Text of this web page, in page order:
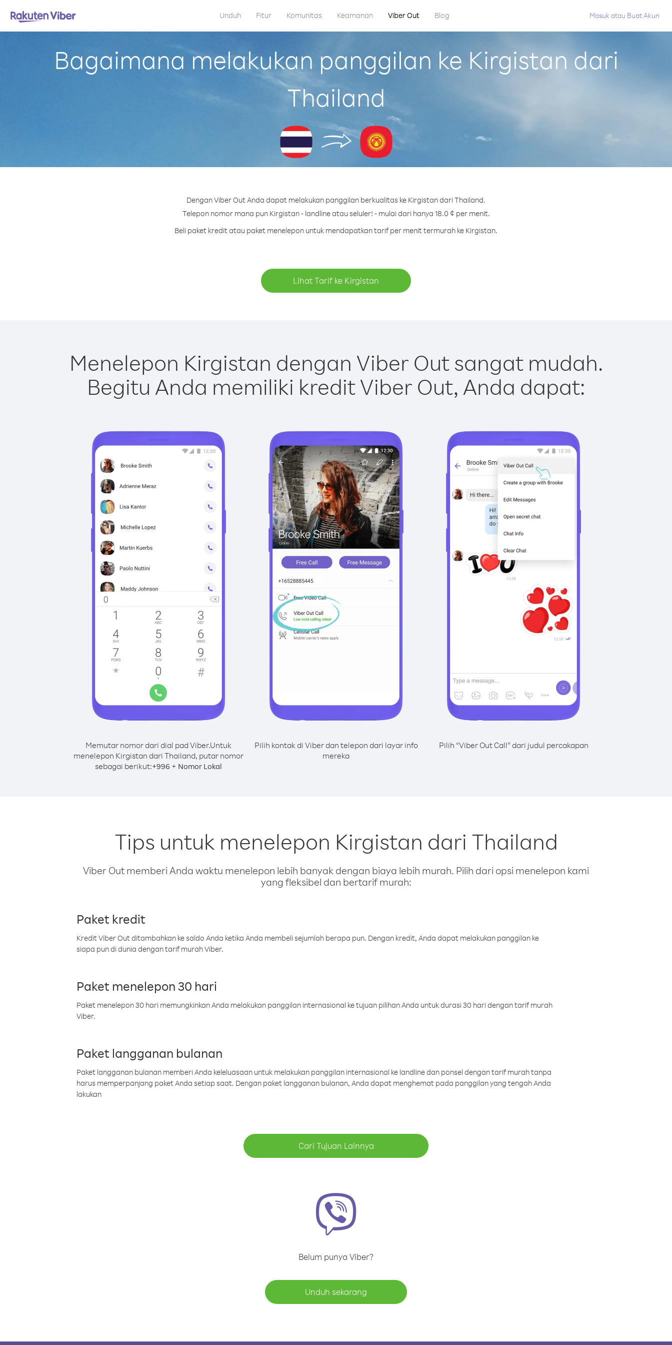
Unduh Fitur Komunitas Keamanan Viber Out Blog Masuk atau Buat Akun
Bagaimana melakukan panggilan ke Kirgistan dari
Thailand
Dengan Viber Out Anda dapat melakukan panggilan berkualitas ke Kirgistan dari Thailand.
Telepon nomor mana pun Kirgistan - landline atau seluler! - mulai dari hanya 18.0 ¢ per menit.
Beli paket kredit atau paket menelepon untuk mendapatkan tarif per menit termurah ke Kirgistan.
Lihat Tarif ke Kirgistan
Menelepon Kirgistan dengan Viber Out sangat mudah.
Begitu Anda memiliki kredit Viber Out, Anda dapat:
Memutar nomor dari dial pad Viber.Untuk
menelepon Kirgistan dari Thailand, putar nomor
sebagai berikut:+996 + Nomor Lokal
Pilih kontak di Viber dan telepon dari layar info
mereka
Pilih “Viber Out Call” dari judul percakapan
Tips untuk menelepon Kirgistan dari Thailand
Viber Out memberi Anda waktu menelepon lebih banyak dengan biaya lebih murah. Pilih dari opsi menelepon kami
yang fleksibel dan bertarif murah:
Paket kredit
Kredit Viber Out ditambahkan ke saldo Anda ketika Anda membeli sejumlah berapa pun. Dengan kredit, Anda dapat melakukan panggilan ke
siapa pun di dunia dengan tarif murah Viber.
Paket menelepon 30 hari
Paket menelepon 30 hari memungkinkan Anda melakukan panggilan internasional ke tujuan pilihan Anda untuk durasi 30 hari dengan tarif murah
Viber.
Paket langganan bulanan
Paket langganan bulanan memberi Anda keleluasaan untuk melakukan panggilan internasional ke landline dan ponsel dengan tarif murah tanpa
harus memperpanjang paket Anda setiap saat. Dengan paket langganan bulanan, Anda dapat menghemat pada panggilan yang tengah Anda
lakukan
Cari Tujuan Lainnya
Belum punya Viber?
Unduh sekarang